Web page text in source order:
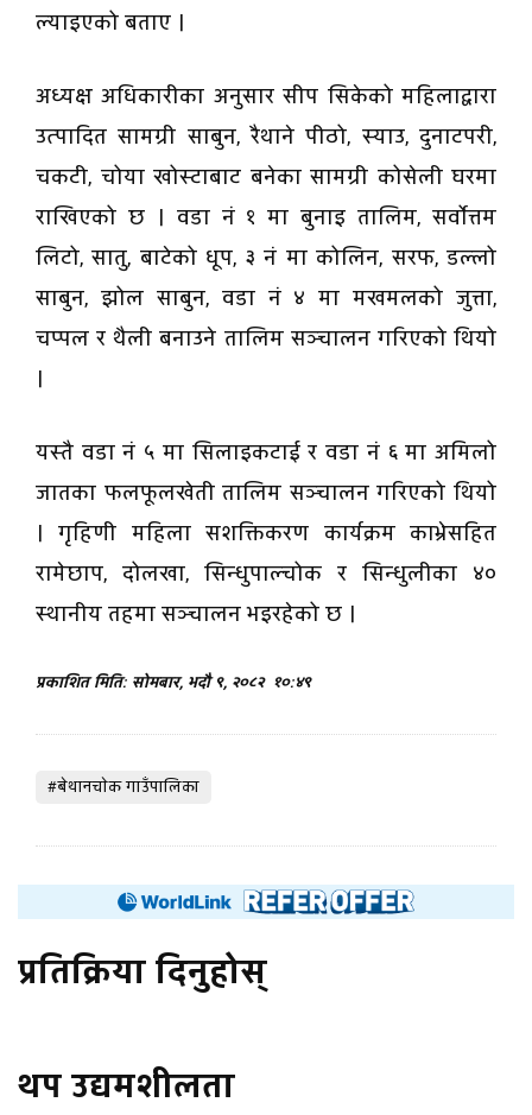
ल्याइएको बताए ।
अध्यक्ष अधिकारीका अनुसार सीप सिकेको महिलाद्वारा
उत्पादित सामग्री साबुन, रैथाने पीठो, स्याउ, दुनाटपरी,
चकटी, चोया खोस्टाबाट बनेका सामग्री कोसेली घरमा
राखिएको छ । वडा नं १ मा बुनाइ तालिम, सर्वोत्तम
लिटो, सातु, बाटेको धूप, ३ नं मा कोलिन, सरफ, डल्लो
साबुन, झोल साबुन, वडा नं ४ मा मखमलको जुत्ता,
चप्पल र थैली बनाउने तालिम सञ्चालन गरिएको थियो
।
यस्तै वडा नं ५ मा सिलाइकटाई र वडा नं ६ मा अमिलो
जातका फलफूलखेती तालिम सञ्चालन गरिएको थियो
। गृहिणी महिला सशक्तिकरण कार्यक्रम काभ्रेसहित
रामेछाप, दोलखा, सिन्धुपाल्चोक र सिन्धुलीका ४०
स्थानीय तहमा सञ्चालन भइरहेको छ ।
प्रकाशित मिति: सोमबार, भदौ ९, २०८२ १०:४९
#बेथानचाेक गाउँपालिका
प्रतिक्रिया दिनुहोस्
थप उद्यमशीलता